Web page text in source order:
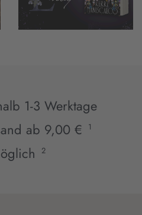
1-3 Werktage
ab 9,00 €
1
2